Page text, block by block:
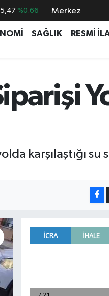
%0.66
%0.05
13.703 %0
Merkez
SAĞLIK
RESMİ
karşılaştığı su